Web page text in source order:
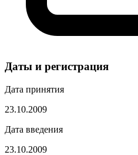
Даты и регистрация
Дата принятия
23.10.2009
Дата введения
23.10.2009